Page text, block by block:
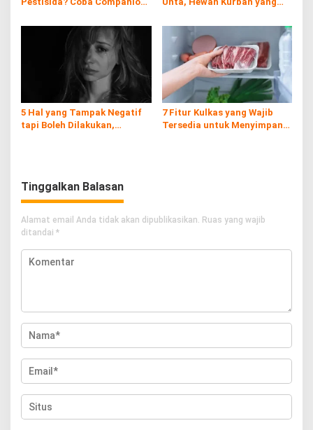
Tengah
5 Hal yang Tampak Negatif
tapi Boleh Dilakukan,
7 Fitur Kulkas yang Wajib
Tersedia untuk Menyimpan
Tinggalkan Balasan
Alamat email Anda tidak akan dipublikasikan. Ruas yang wajib
ditandai *